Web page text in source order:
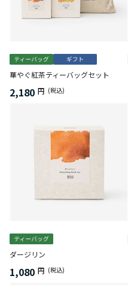
華やぐ紅茶ティーバッグセット
2,180 円 (税込)
ダージリン
1,080 円 (税込)